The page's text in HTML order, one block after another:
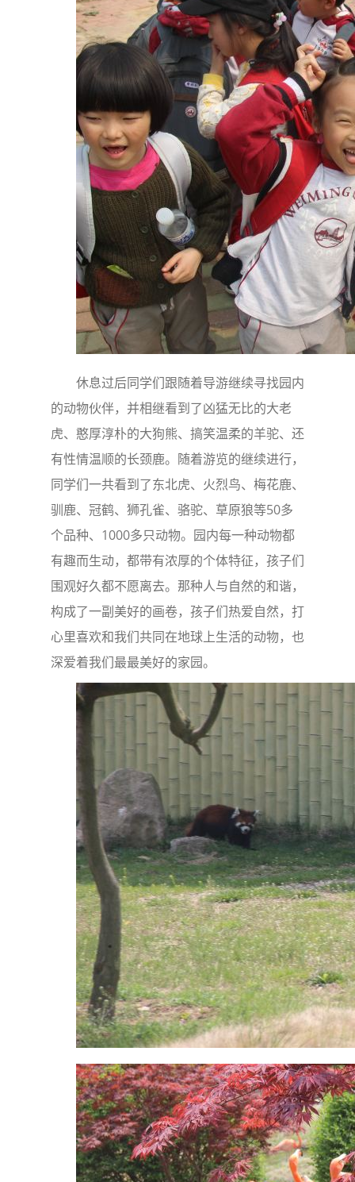
休息过后同学们跟随着导游继续寻找园内
的动物伙伴，并相继看到了凶猛无比的大老
虎、憨厚淳朴的大狗熊、搞笑温柔的羊驼、还
有性情温顺的长颈鹿。随着游览的继续进行，
同学们一共看到了东北虎、火烈鸟、梅花鹿、
驯鹿、冠鹤、狮孔雀、骆驼、草原狼等50多
个品种、1000多只动物。园内每一种动物都
有趣而生动，都带有浓厚的个体特征，孩子们
围观好久都不愿离去。那种人与自然的和谐，
构成了一副美好的画卷，孩子们热爱自然，打
心里喜欢和我们共同在地球上生活的动物，也
深爱着我们最最美好的家园。